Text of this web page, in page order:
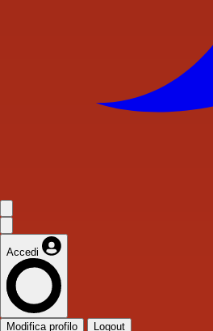
Accedi
Modifica profilo Logout